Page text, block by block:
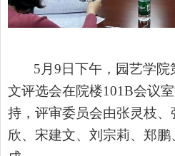
5月9日下午，园艺学
文评选会在院楼101B会议
持，评审委员会由张灵枝
欣、宋建文、刘宗莉、郑鹏